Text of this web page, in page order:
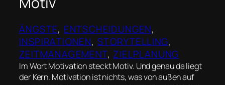
ÄNGSTE, ENTSCHEIDUNGEN
INSPIRATIONEN, STORYTELLING
ZEITMANAGEMENT, ZIELPLANUNG
Im Wort Motivation steckt Motiv. Und genau da liegt
der Kern. Motivation ist nichts, was von außen auf